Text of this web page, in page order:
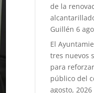
de la
Guillén 6
El
tres nuevos
para
público del
agosto, 2026